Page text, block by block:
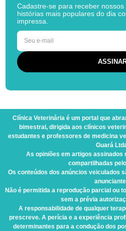
Cadastre-se para receber
histórias mais populares do dia
impressa.
Clínica Veterináriaé um portal que
bimestral, dirigida aos clínicos
estudantes e professores de medicina
Guará
As opiniões em artigos assinados
compartilhadas
Os conteúdos dos anúncios veiculados
Não é permitida a reprodução parcial ou
sem a prévia
A responsabilidade de qualquer
prescreve. A perícia e a experiência
determinantes para a condução dos